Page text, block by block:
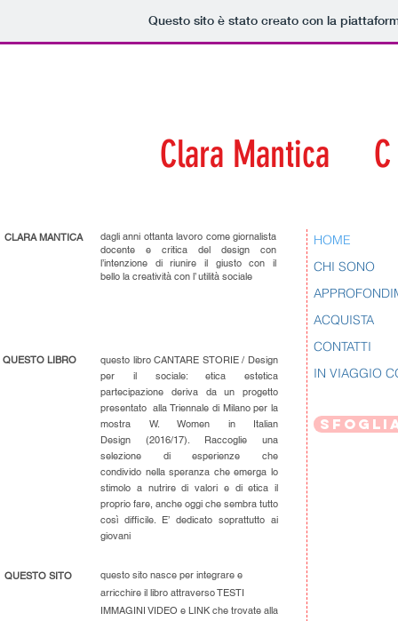
Questo sito è stato creato con la
Clara Mantica C
CLARA MANTICA
dagli anni ottanta lavoro come giornalista
docente e critica del design con
l’intenzione di riunire il giusto con il
bello la creatività con l’ utilità sociale
QUESTO LIBRO
questo libro CANTARE STORIE / Design
per il sociale: etica estetica
partecipazione deriva da un progetto
presentato alla Triennale di Milano per la
mostra W. Women in Italian
Design (2016/17). Raccoglie una
selezione di esperienze che
condivido nella speranza che emerga lo
stimolo a nutrire di valori e di etica il
proprio fare, anche oggi che sembra tutto
così difficile. E’ dedicato soprattutto ai
giovani
QUESTO SITO
questo sito nasce per integrare e
arricchire il libro attraverso TESTI
IMMAGINI VIDEO e LINK che trovate alla
HOME
CHI SONO
ACQUISTA
CONTATTI
IN VIAGGIO